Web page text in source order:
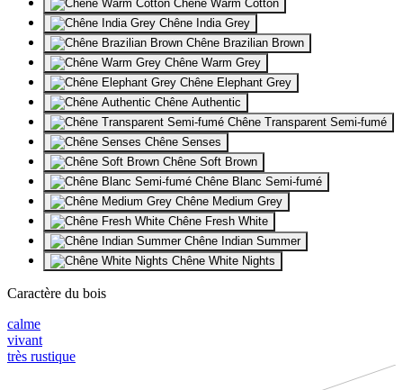
Chêne Warm Cotton
Chêne India Grey
Chêne Brazilian Brown
Chêne Warm Grey
Chêne Elephant Grey
Chêne Authentic
Chêne Transparent Semi-fumé
Chêne Senses
Chêne Soft Brown
Chêne Blanc Semi-fumé
Chêne Medium Grey
Chêne Fresh White
Chêne Indian Summer
Chêne White Nights
Caractère du bois
calme
vivant
très rustique